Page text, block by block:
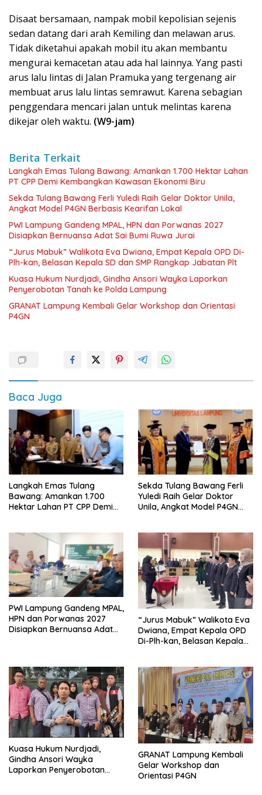
Disaat bersamaan, nampak mobil kepolisian sejenis
sedan datang dari arah Kemiling dan melawan arus.
Tidak diketahui apakah mobil itu akan membantu
mengurai kemacetan atau ada hal lainnya. Yang pasti
arus lalu lintas di Jalan Pramuka yang tergenang air
membuat arus lalu lintas semrawut. Karena sebagian
penggendara mencari jalan untuk melintas karena
dikejar oleh waktu. (W9-jam)
Berita Terkait
Langkah Emas Tulang Bawang: Amankan 1.700 Hektar Lahan
PT CPP Demi Kembangkan Kawasan Ekonomi Biru
Sekda Tulang Bawang Ferli Yuledi Raih Gelar Doktor Unila,
Angkat Model P4GN Berbasis Kearifan Lokal
PWI Lampung Gandeng MPAL, HPN dan Porwanas 2027
Disiapkan Bernuansa Adat Sai Bumi Ruwa Jurai
“Jurus Mabuk” Walikota Eva Dwiana, Empat Kepala OPD Di-
Plh-kan, Belasan Kepala SD dan SMP Rangkap Jabatan Plt
Kuasa Hukum Nurdjadi, Gindha Ansori Wayka Laporkan
Penyerobotan Tanah ke Polda Lampung
GRANAT Lampung Kembali Gelar Workshop dan Orientasi
P4GN
Baca Juga
Langkah Emas Tulang
Bawang: Amankan 1.700
Hektar Lahan PT CPP Demi
Sekda Tulang Bawang Ferli
Yuledi Raih Gelar Doktor
Unila, Angkat Model P4GN
PWI Lampung Gandeng MPAL,
HPN dan Porwanas 2027
Disiapkan Bernuansa Adat
“Jurus Mabuk” Walikota Eva
Dwiana, Empat Kepala OPD
Di-Plh-kan, Belasan Kepala
Kuasa Hukum Nurdjadi,
Gindha Ansori Wayka
Laporkan Penyerobotan
GRANAT Lampung Kembali
Gelar Workshop dan
Orientasi P4GN